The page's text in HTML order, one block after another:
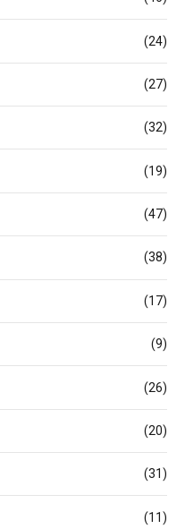
(24)
(27)
(32)
(19)
(47)
(38)
(17)
(9)
(26)
(20)
(31)
(11)